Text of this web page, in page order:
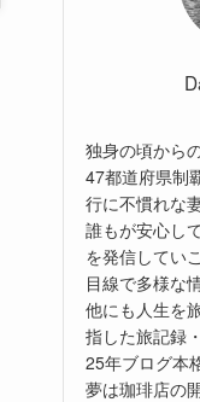
独身の頃から
47都道府県制
行に不慣れな
誰もが安心し
を発信してい
目線で多様な
他にも人生を
指した旅記録
25年ブログ本
夢は珈琲店の